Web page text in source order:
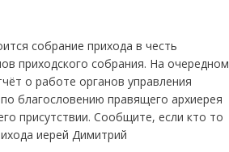
собрание прихода в честь
приходского собрания. На очередном
о работе органов управления
благословению правящего архиерея
присутствии. Сообщите, если кто то
иерей Димитрий